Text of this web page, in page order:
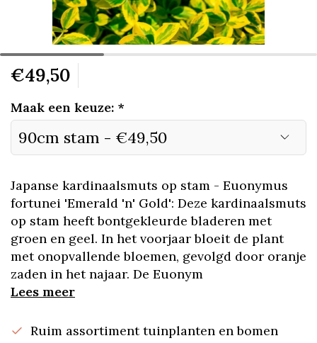
€49,50
Maak een keuze: *
Japanse kardinaalsmuts op stam - Euonymus
fortunei 'Emerald 'n' Gold': Deze kardinaalsmuts
op stam heeft bontgekleurde bladeren met
groen en geel. In het voorjaar bloeit de plant
met onopvallende bloemen, gevolgd door oranje
zaden in het najaar. De Euonym
Lees meer
Ruim assortiment tuinplanten en bomen